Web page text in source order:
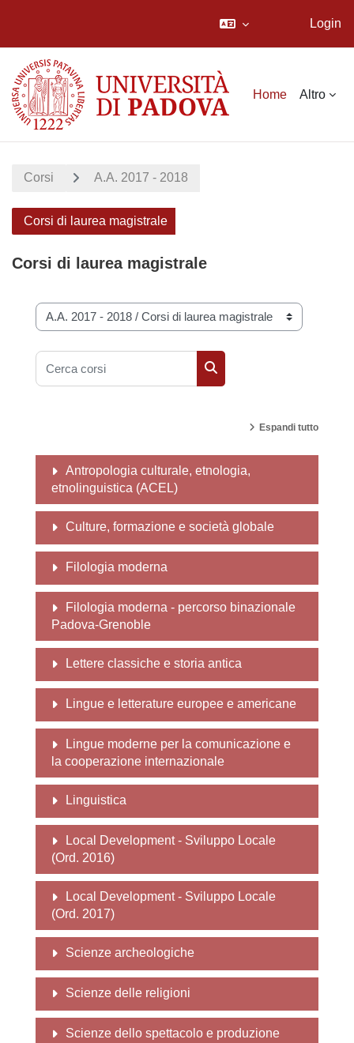
Login
Home Altro
Corsi A.A. 2017 - 2018
Corsi di laurea magistrale
Corsi di laurea magistrale
Categorie di corso
Cerca corsi
Cerca corsi
Espandi tutto
Antropologia culturale, etnologia,
etnolinguistica (ACEL)
Culture, formazione e società globale
Filologia moderna
Filologia moderna - percorso binazionale
Padova-Grenoble
Lettere classiche e storia antica
Lingue e letterature europee e americane
Lingue moderne per la comunicazione e
la cooperazione internazionale
Linguistica
Local Development - Sviluppo Locale
(Ord. 2016)
Local Development - Sviluppo Locale
(Ord. 2017)
Scienze archeologiche
Scienze delle religioni
Scienze dello spettacolo e produzione